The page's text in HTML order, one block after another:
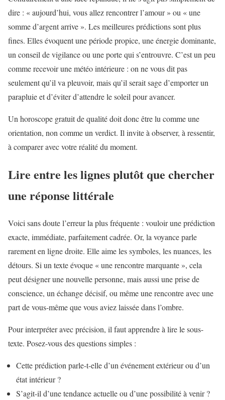
dire : « aujourd’hui, vous allez rencontrer l’amour » ou « une
somme d’argent arrive ». Les meilleures prédictions sont plus
fines. Elles évoquent une période propice, une énergie dominante,
un conseil de vigilance ou une porte qui s’entrouvre. C’est un peu
comme recevoir une météo intérieure : on ne vous dit pas
seulement qu’il va pleuvoir, mais qu’il serait sage d’emporter un
parapluie et d’éviter d’attendre le soleil pour avancer.
Un horoscope gratuit de qualité doit donc être lu comme une
orientation, non comme un verdict. Il invite à observer, à ressentir,
à comparer avec votre réalité du moment.
Lire entre les lignes plutôt que chercher
une réponse littérale
Voici sans doute l’erreur la plus fréquente : vouloir une prédiction
exacte, immédiate, parfaitement cadrée. Or, la voyance parle
rarement en ligne droite. Elle aime les symboles, les nuances, les
détours. Si un texte évoque « une rencontre marquante », cela
peut désigner une nouvelle personne, mais aussi une prise de
conscience, un échange décisif, ou même une rencontre avec une
part de vous-même que vous aviez laissée dans l’ombre.
Pour interpréter avec précision, il faut apprendre à lire le sous-
texte. Posez-vous des questions simples :
Cette prédiction parle-t-elle d’un événement extérieur ou d’un
état intérieur ?
S’agit-il d’une tendance actuelle ou d’une possibilité à venir ?